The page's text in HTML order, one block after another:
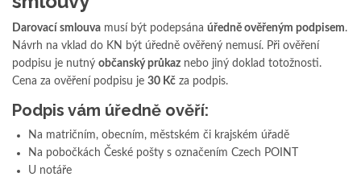
Darovací smlouva musí být podepsána úředně ověřeným podpisem.
Návrh na vklad do KN být úředně ověřený nemusí. Při ověření
podpisu je nutný občanský průkaz nebo jiný doklad totožnosti.
Cena za ověření podpisu je 30 Kč za podpis.
Podpis vám úředně ověří:
Na matričním, obecním, městském či krajském úřadě
Na pobočkách České pošty s označením Czech POINT
U notáře